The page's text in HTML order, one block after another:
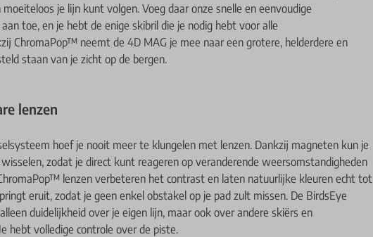
je lijn kunt volgen. Voeg daar onze snelle en eenvoudige
toe, en je hebt de enige skibril die je nodig hebt voor alle
ChromaPop™ neemt de 4D MAG je mee naar een grotere, helderdere en
staan van je zicht op de bergen.
lenzen
hoef je nooit meer te klungelen met lenzen. Dankzij magneten kun je
zodat je direct kunt reageren op veranderende weersomstandigheden
lenzen verbeteren het contrast en laten natuurlijke kleuren echt tot
eruit, zodat je geen enkel obstakel op je pad zult missen. De BirdsEye
duidelijkheid over je eigen lijn, maar ook over andere skiërs en
hebt volledige controle over de piste.